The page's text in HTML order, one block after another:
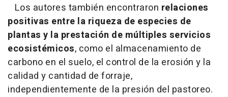
Los autores también encontraron relaciones
positivas entre la riqueza de especies de
plantas y la prestación de múltiples servicios
ecosistémicos, como el almacenamiento de
carbono en el suelo, el control de la erosión y la
calidad y cantidad de forraje,
independientemente de la presión del pastoreo.